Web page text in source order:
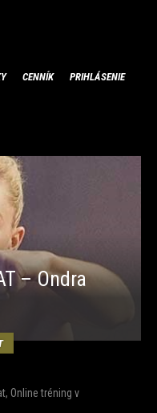
CENNÍK PRIHLÁSENIE
– Ondra
, Online tréning v